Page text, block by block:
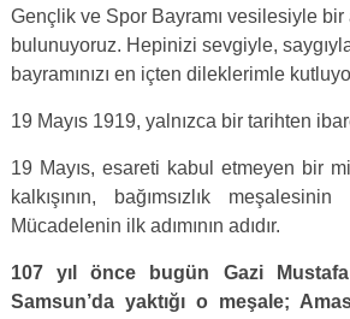
Gençlik ve Spor Bayramı vesilesiyle
bulunuyoruz. Hepinizi sevgiyle,
bayramınızı en içten dileklerimle
19 Mayıs 1919, yalnızca bir tarihten
19 Mayıs, esareti kabul etmeyen bir
kalkışının, bağımsızlık
Mücadelenin ilk adımının adıdır.
107 yıl önce bugün Gazi
Samsun’da yaktığı o meşale;